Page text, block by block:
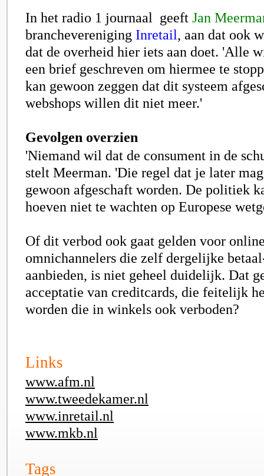
In het radio 1 journaal geeft Jan
branchevereniging Inretail, aan dat ook
dat de overheid hier iets aan doet. 'Alle
een brief geschreven om hiermee te
kan gewoon zeggen dat dit systeem
webshops willen dit niet meer.'
Gevolgen overzien
'Niemand wil dat de consument in de
stelt Meerman. 'Die regel dat je later
gewoon afgeschaft worden. De politiek
hoeven niet te wachten op Europese
Of dit verbod ook gaat gelden voor
omnichannelers die zelf dergelijke
aanbieden, is niet geheel duidelijk. Dat
acceptatie van creditcards, die feitelijk
worden die in winkels ook verboden?
Links
www.afm.nl
www.tweedekamer.nl
www.inretail.nl
www.mkb.nl
Tags